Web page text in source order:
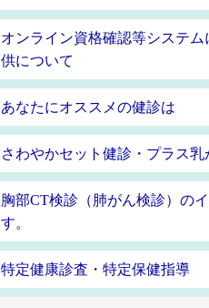
オンライン資格確認等システ
供について
あなたにオススメの健診は
さわやかセット健診・プラス乳
胸部CT検診（肺がん検診）の
す。
特定健康診査・特定保健指導